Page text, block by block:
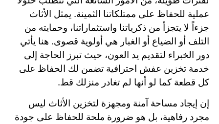
عملية للحفاظ على ممتلكاتنا الثمينة. يمثل الأثاث
جزءاً لا يتجزأ من ذكرياتنا واستثماراتنا، وحمايته من
التلف أو الضياع أو الغبار هي أولوية قصوى. هنا يأتي
دور الخبراء لتقديم يد العون، حيث تبرز الحاجة إلى
خدمة تخزين عفش احترافية تضمن لك الحفاظ على
كل قطعة كما لو أنها لم تغادر منزلك قط.
إن إيجاد مساحة آمنة ومجهزة لتخزين الأثاث ليس
مجرد رفاهية، بل هو ضرورة ملحة للحفاظ على جودة